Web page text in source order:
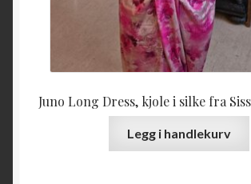
Juno Long Dress, kjole i silke fra
Legg i handlekurv